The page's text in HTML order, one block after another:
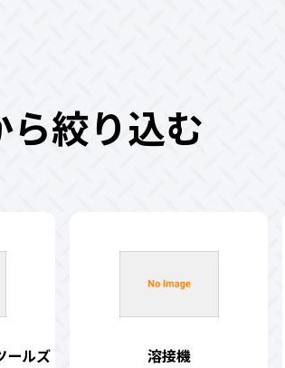
絞り込む
ールズ 溶接機